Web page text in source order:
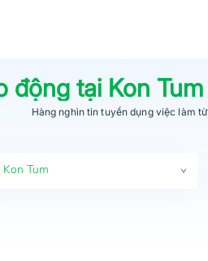
độngtại Kon Tum
Hàng nghìn tin tuyển dụng việc làm từ
Kon Tum